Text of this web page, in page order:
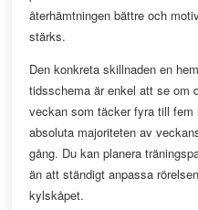
återhämtningen bättre och
stärks.
Den konkreta skillnaden en
tidsschema är enkel att se om
veckan som täcker fyra till fem
absoluta majoriteten av
gång. Du kan planera
än att ständigt anpassa
kylskåpet.